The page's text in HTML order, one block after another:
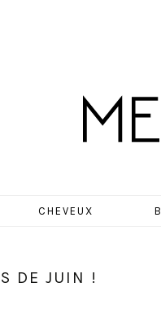
CHEVEUX
DE JUIN !